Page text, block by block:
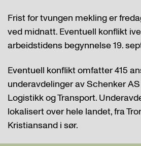
Frist for tvungen mekling er
ved midnatt. Eventuell konflikt
arbeidstidens begynnelse 19.
Eventuell konflikt omfatter 415
underavdelinger av Schenker
Logistikk og Transport.
lokalisert over hele landet, fra
Kristiansand i sør.